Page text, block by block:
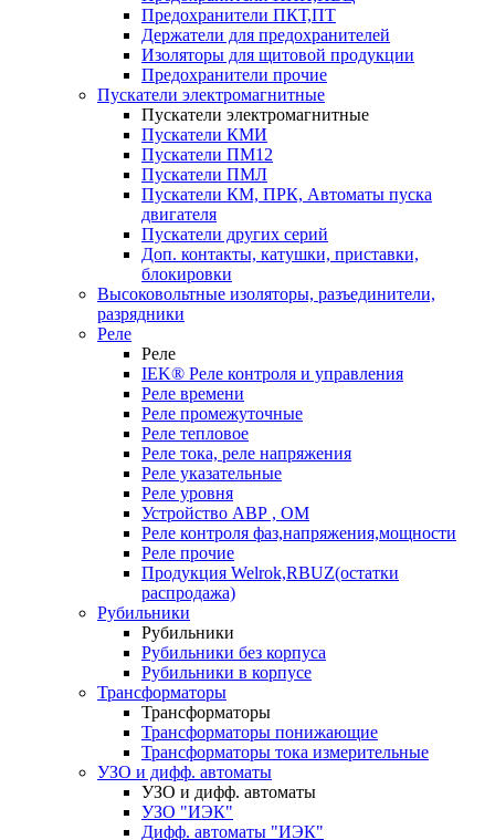
Предохранители ПКТ,ПТ
Держатели для предохранителей
Изоляторы для щитовой продукции
Предохранители прочие
Пускатели электромагнитные
Пускатели электромагнитные
Пускатели КМИ
Пускатели ПМ12
Пускатели ПМЛ
Пускатели КМ, ПРК, Автоматы пуска
двигателя
Пускатели других серий
Доп. контакты, катушки, приставки,
блокировки
Высоковольтные изоляторы, разъединители,
разрядники
Реле
Реле
IEK® Реле контроля и управления
Реле времени
Реле промежуточные
Реле тепловое
Реле тока, реле напряжения
Реле указательные
Реле уровня
Устройство АВР , ОМ
Реле контроля фаз,напряжения,мощности
Реле прочие
Продукция Welrok,RBUZ(остатки
распродажа)
Рубильники
Рубильники
Рубильники без корпуса
Рубильники в корпусе
Трансформаторы
Трансформаторы
Трансформаторы понижающие
Трансформаторы тока измерительные
УЗО и дифф. автоматы
УЗО и дифф. автоматы
УЗО "ИЭК"
Дифф. автоматы "ИЭК"